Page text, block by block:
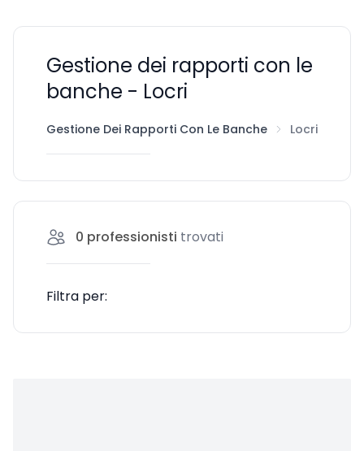
Gestione dei rapporti con le
banche - Locri
Gestione Dei Rapporti Con Le Banche Locri
0 professionisti trovati
Filtra per: